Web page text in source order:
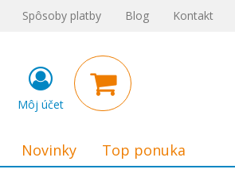
Spôsoby platby Blog Kontakt
Môj účet
Novinky Top ponuka